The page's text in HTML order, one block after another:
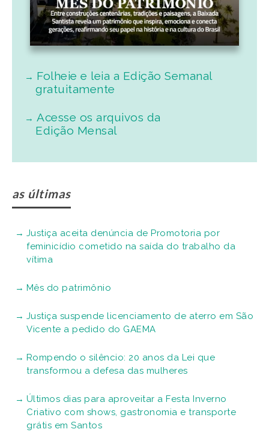
Folheie e leia a Edição Semanal
gratuitamente
Acesse os arquivos da
Edição Mensal
as últimas
Justiça aceita denúncia de Promotoria por
feminicídio cometido na saída do trabalho da
vítima
Mês do patrimônio
Justiça suspende licenciamento de aterro em São
Vicente a pedido do GAEMA
Rompendo o silêncio: 20 anos da Lei que
transformou a defesa das mulheres
Últimos dias para aproveitar a Festa Inverno
Criativo com shows, gastronomia e transporte
grátis em Santos